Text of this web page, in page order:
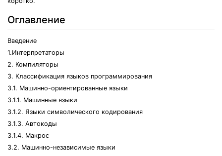
Оглавление
Введение
1.Интерпретаторы
2. Компиляторы
3. Классификация языков программирования
3.1. Машинно-ориентированные языки
3.1.1. Машинные языки
3.1.2. Языки символического кодирования
3.1.3. Автокоды
3.1.4. Макрос
3.2. Машинно-независимые языки